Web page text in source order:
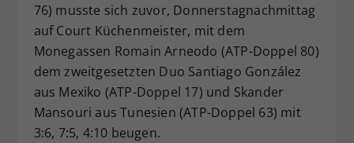
76) musste sich zuvor, Donnerstagnachmittag
auf Court Küchenmeister, mit dem
Monegassen Romain Arneodo (ATP-Doppel 80)
dem zweitgesetzten Duo Santiago González
aus Mexiko (ATP-Doppel 17) und Skander
Mansouri aus Tunesien (ATP-Doppel 63) mit
3:6, 7:5, 4:10 beugen.